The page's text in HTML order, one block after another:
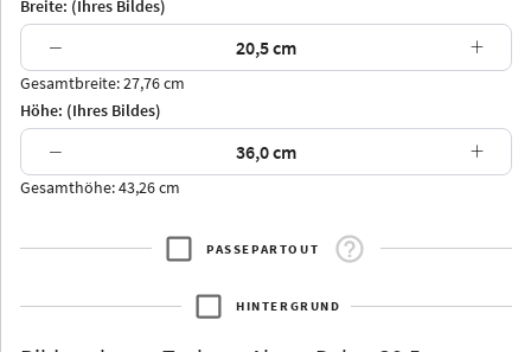
Arran Luzern
Thurgau
Breite: (Ihres Bildes)
− +
Gesamtbreite: 27,76 cm
Höhe: (Ihres Bildes)
− +
Gesamthöhe: 43,26 cm
PASSEPARTOUT
HINTERGRUND